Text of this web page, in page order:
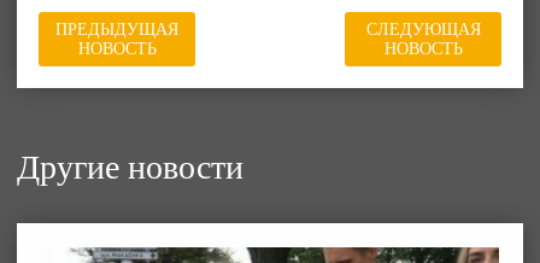
ПРЕДЫДУЩАЯ
НОВОСТЬ
СЛЕДУЮЩАЯ
НОВОСТЬ
Другие новости